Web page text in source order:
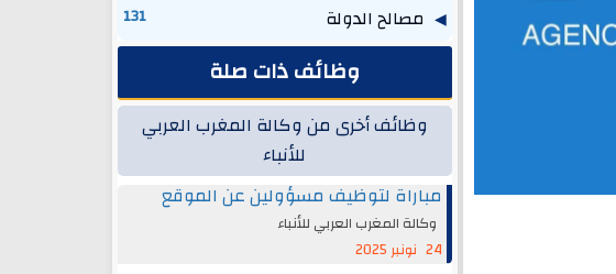
مصالح الدولة 131
وظائف ذات صلة
وظائف أخرى من وكالة المغرب العربي
للأنباء
مباراة لتوظيف مسؤولين عن الموقع
وكالة المغرب العربي للأنباء
24 نونبر 2025